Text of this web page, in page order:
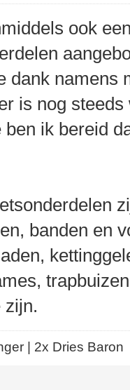
ook
dank namens
is nog
ben ik bereid
banden en
zijn.
| 2x Dries Baron